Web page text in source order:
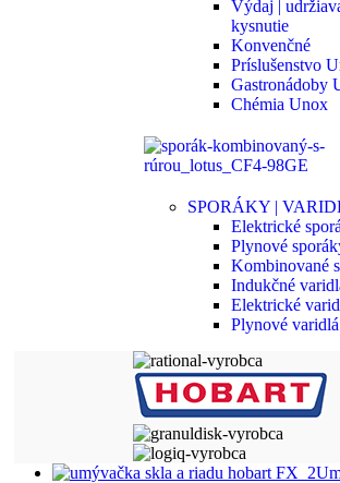
Výdaj |
kysnutie
Konvenčné
Príslušenstvo
Gastronádoby
Chémia Unox
SPORÁKY |
Elektrické
Plynové
Kombinované
Indukčné
Elektrické
Plynové varidlá